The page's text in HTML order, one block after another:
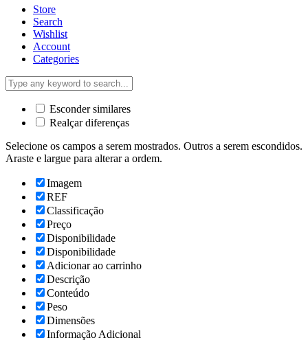
Store
Search
Wishlist
Account
Categories
Esconder similares
Realçar diferenças
Selecione os campos a serem mostrados. Outros a serem escondidos.
Araste e largue para alterar a ordem.
Imagem
REF
Classificação
Preço
Disponibilidade
Disponibilidade
Adicionar ao carrinho
Descrição
Conteúdo
Peso
Dimensões
Informação Adicional